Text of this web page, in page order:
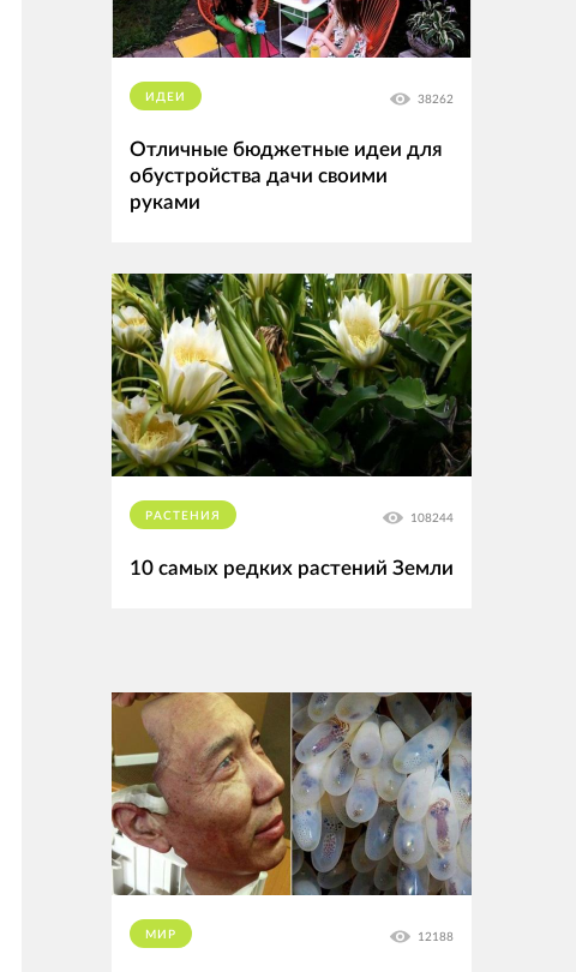
ИДЕИ 38262
Отличные бюджетные идеи для
обустройства дачи своими
руками
РАСТЕНИЯ 108244
10 самых редких растений Земли
МИР 12188